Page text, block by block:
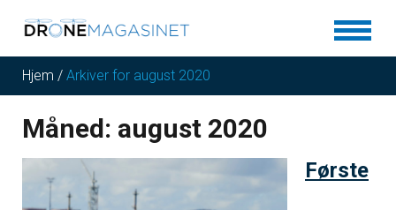
Hjem / Arkiver for august 2020
Måned: august 2020
Første